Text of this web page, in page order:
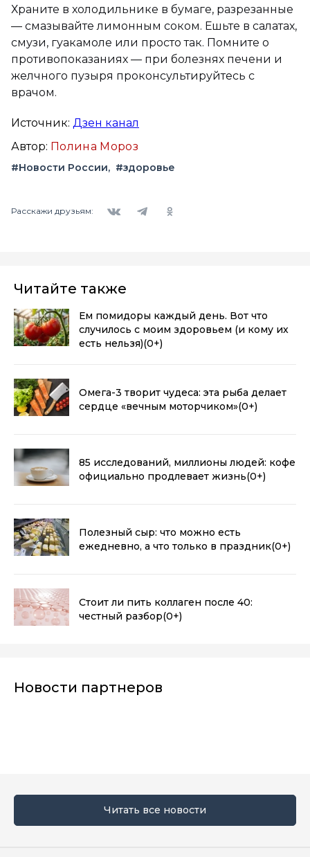
Храните в холодильнике в бумаге, разрезанные
— смазывайте лимонным соком. Ешьте в салатах,
смузи, гуакамоле или просто так. Помните о
противопоказаниях — при болезнях печени и
желчного пузыря проконсультируйтесь с
врачом.
Источник: Дзен канал
Автор: Полина Мороз
#Новости России #здоровье
Расскажи друзьям:
Читайте также
Ем помидоры каждый день. Вот что
случилось с моим здоровьем (и кому их
есть нельзя)(0+)
Омега-3 творит чудеса: эта рыба делает
сердце «вечным моторчиком»(0+)
85 исследований, миллионы людей: кофе
официально продлевает жизнь(0+)
Полезный сыр: что можно есть
ежедневно, а что только в праздник(0+)
Стоит ли пить коллаген после 40:
честный разбор(0+)
Новости партнеров
Читать все новости